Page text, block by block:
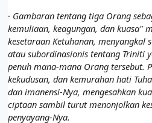
· Gambaran tentang tiga Orang
kemuliaan, keagungan, dan kuasa"
kesetaraan Ketuhanan, menyangkal
atau subordinasionis tentang Triniti
penuh mana-mana Orang tersebut.
kekudusan, dan kemurahan hati
dan imanensi-Nya, mengesahkan
ciptaan sambil turut menonjolkan
penyayang-Nya.